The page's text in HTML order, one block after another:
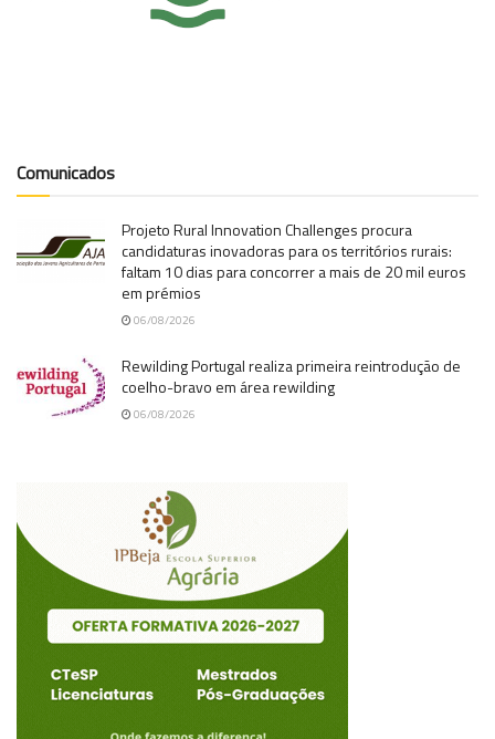
Comunicados
Projeto Rural Innovation Challenges procura
candidaturas inovadoras para os territórios rurais:
faltam 10 dias para concorrer a mais de 20 mil euros
em prémios
06/08/2026
Rewilding Portugal realiza primeira reintrodução de
coelho-bravo em área rewilding
06/08/2026